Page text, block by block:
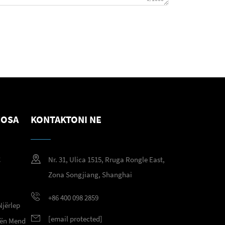
Mend
KONTAKTONI NE
Nr. 31, Ulica 1515, Rruga Rongle East,
Zona Songjiang, Shanghai
+86 400 098 2859
[email protected]